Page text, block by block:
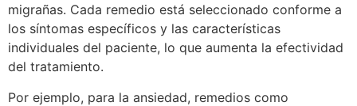
migrañas. Cada remedio está seleccionado conforme a
los síntomas específicos y las características
individuales del paciente, lo que aumenta la efectividad
del tratamiento.
Por ejemplo, para la ansiedad, remedios como